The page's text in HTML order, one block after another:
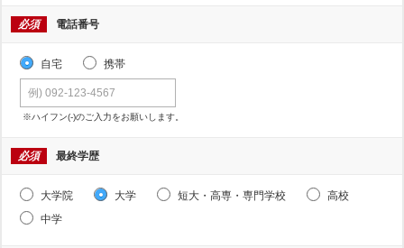
必須 電話番号
自宅 携帯
※ハイフン(-)のご入力をお願いします。
必須 最終学歴
大学院 大学 短大・高専・専門学校
高校
中学